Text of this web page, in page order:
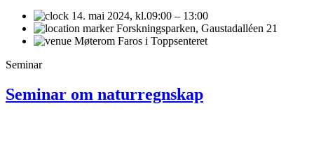
14. mai 2024, kl.09:00 – 13:00
Forskningsparken, Gaustadalléen 21
Møterom Faros i Toppsenteret
Seminar
Seminar om naturregnskap